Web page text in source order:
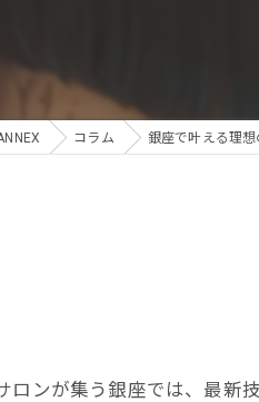
コラム 銀座で叶える理
ンが集う銀座では、最新